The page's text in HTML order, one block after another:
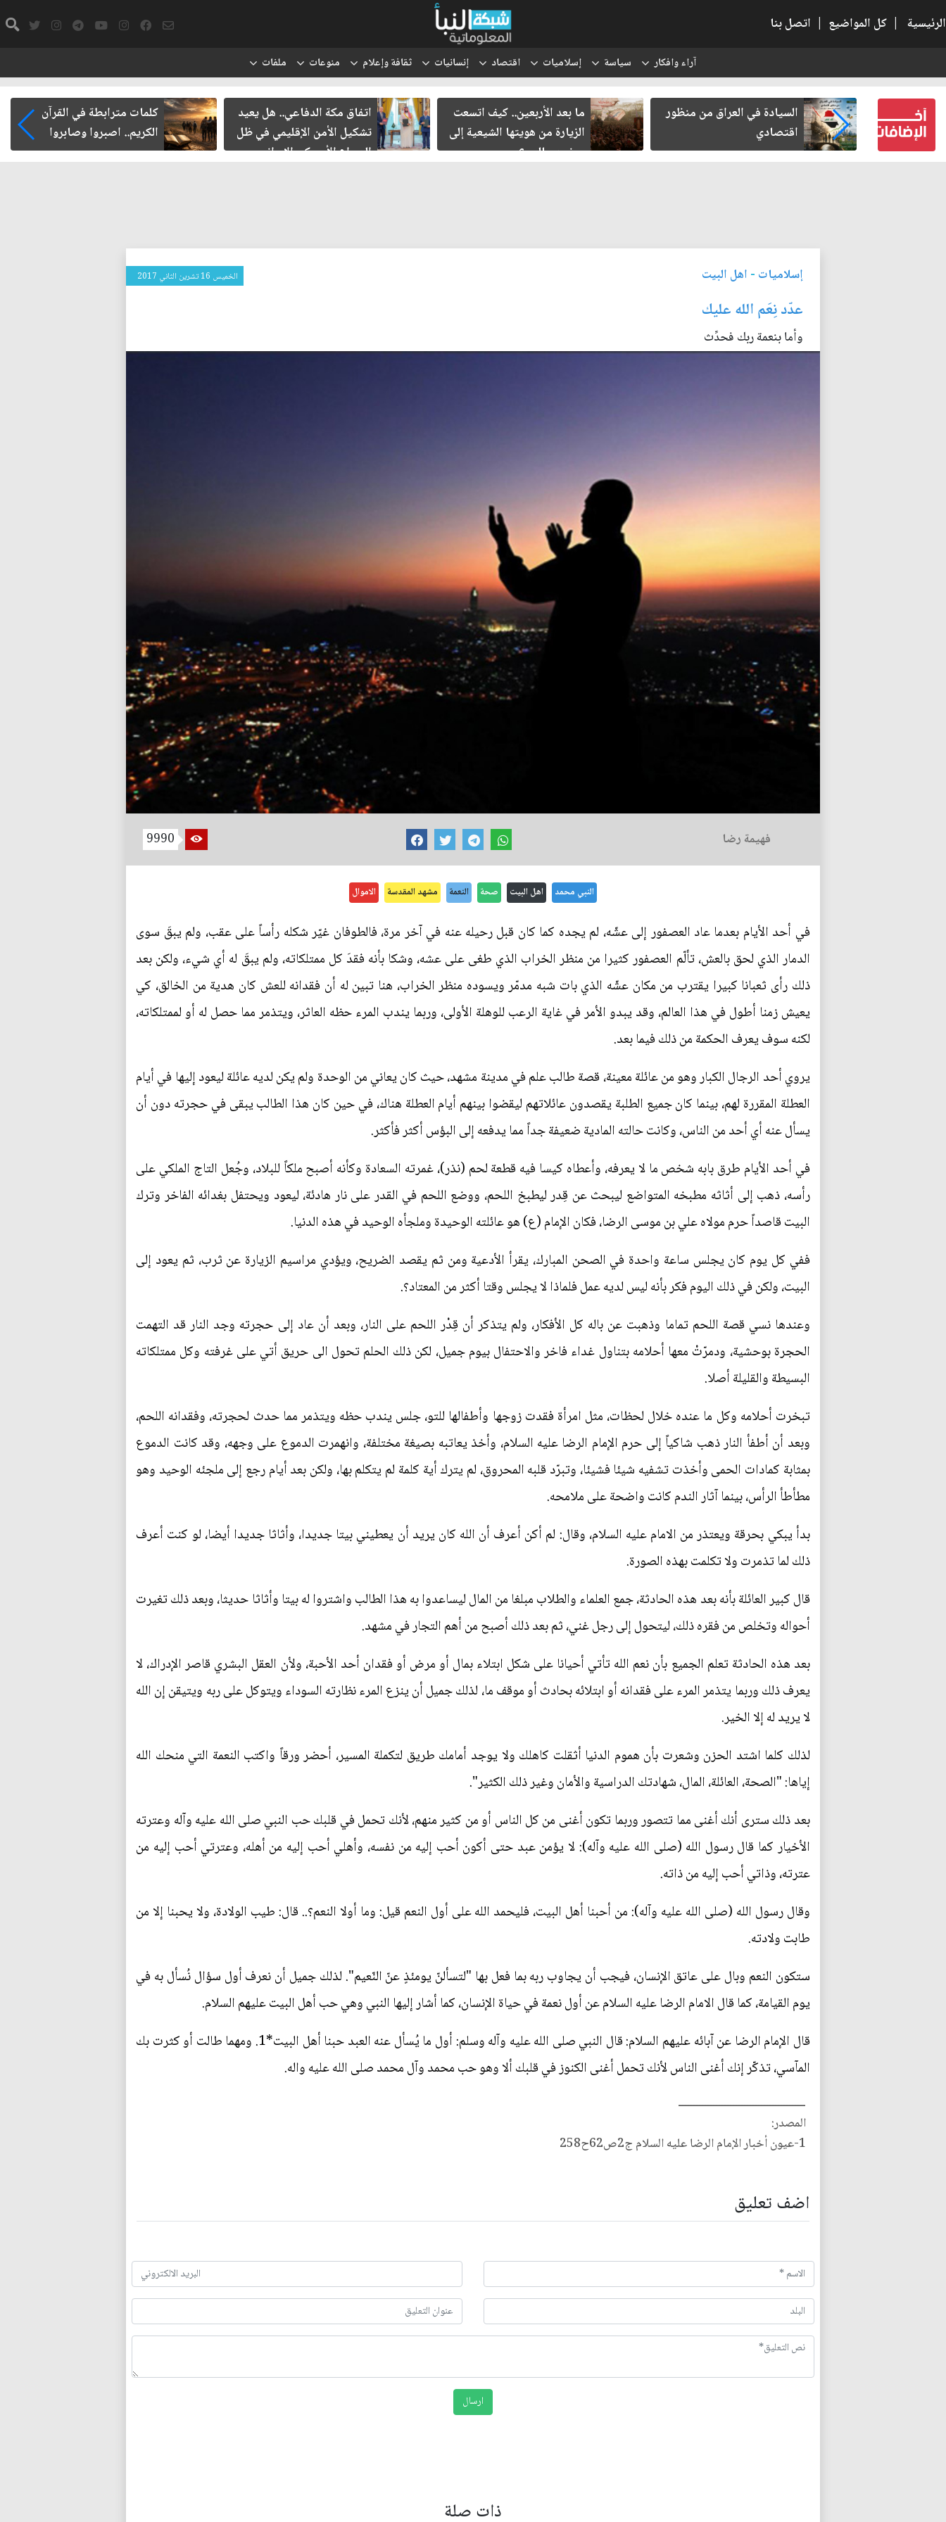
الرئيسية | كل المواضيع | اتصل بنا
آراء وافكار سياسة إسلاميات اقتصاد إنسانيات ثقافة وإعلام منوعات ملفات
بعد أخذ
السيادة في العراق من منظور
اقتصادي
ما بعد الأربعين.. كيف اتسعت
الزيارة من هويتها الشيعية إلى
حضور عالمي؟
اتفاق مكة الدفاعي.. هل يعيد
تشكيل الأمن الإقليمي في ظل
الصراع الأميركي الإيراني
كلمات مترابطة في القرآن
الكريم.. اصبروا وصابروا
إسلاميات - اهل البيت الخميس 16 تشرين الثاني 2017
عدّد نِعَم الله عليك
وأما بنعمة ربك فحدِّث
فهيمة رضا 9990
النبي محمد اهل البيت صحة النعمة مشهد المقدسة الاموال
في أحد الأيام بعدما عاد العصفور إلى عشّه، لم يجده كما كان قبل رحيله عنه في آخر مرة، فالطوفان غيّر شكله رأساً على عقب، ولم يبقَ سوى
الدمار الذي لحق بالعش، تألّم العصفور كثيرا من منظر الخراب الذي طغى على عشه، وشكا بأنه فقدَ كل ممتلكاته، ولم يبقَ له أي شيء، ولكن بعد
ذلك رأى ثعبانا كبيرا يقترب من مكان عشّه الذي بات شبه مدمّر ويسوده منظر الخراب، هنا تبين له أن فقدانه للعش كان هدية من الخالق، كي
يعيش زمنا أطول في هذا العالم، وقد يبدو الأمر في غاية الرعب للوهلة الأولى، وربما يندب المرء حظه العاثر، ويتذمر مما حصل له أو لممتلكاته،
لكنه سوف يعرف الحكمة من ذلك فيما بعد.
يروي أحد الرجال الكبار وهو من عائلة معينة، قصة طالب علم في مدينة مشهد، حيث كان يعاني من الوحدة ولم يكن لديه عائلة ليعود إليها في أيام
العطلة المقررة لهم، بينما كان جميع الطلبة يقصدون عائلاتهم ليقضوا بينهم أيام العطلة هناك، في حين كان هذا الطالب يبقى في حجرته دون أن
يسأل عنه أي أحد من الناس، وكانت حالته المادية ضعيفة جداً مما يدفعه إلى البؤس أكثر فأكثر.
في أحد الأيام طرق بابه شخص ما لا يعرفه، وأعطاه كيسا فيه قطعة لحم (نذر)، غمرته السعادة وكأنه أصبح ملكاً للبلاد، وجُعل التاج الملكي على
رأسه، ذهب إلى أثاثه مطبخه المتواضع ليبحث عن قِدر ليطبخ اللحم، ووضع اللحم في القدر على نار هادئة، ليعود ويحتفل بغدائه الفاخر وترك
البيت قاصداً حرم مولاه علي بن موسى الرضا، فكان الإمام (ع) هو عائلته الوحيدة وملجأه الوحيد في هذه الدنيا.
ففي كل يوم كان يجلس ساعة واحدة في الصحن المبارك، يقرأ الأدعية ومن ثم يقصد الضريح، ويؤدي مراسيم الزيارة عن ثرب، ثم يعود إلى
البيت، ولكن في ذلك اليوم فكر بأنه ليس لديه عمل فلماذا لا يجلس وقتا أكثر من المعتاد؟.
وعندها نسي قصة اللحم تماما وذهبت عن باله كل الأفكار، ولم يتذكر أن قِدْر اللحم على النار، وبعد أن عاد إلى حجرته وجد النار قد التهمت
الحجرة بوحشية، ودمرّتْ معها أحلامه بتناول غداء فاخر والاحتفال بيوم جميل، لكن ذلك الحلم تحول الى حريق أتي على غرفته وكل ممتلكاته
البسيطة والقليلة أصلا.
تبخرت أحلامه وكل ما عنده خلال لحظات، مثل امرأة فقدت زوجها وأطفالها للتو، جلس يندب حظه ويتذمر مما حدث لحجرته، وفقدانه اللحم،
وبعد أن أطفأ النار ذهب شاكياً إلى حرم الإمام الرضا عليه السلام، وأخذ يعاتبه بصيغة مختلفة، وانهمرت الدموع على وجهه، وقد كانت الدموع
بمثابة كمادات الحمى وأخذت تشفيه شيئا فشيئا، وتبرّد قلبه المحروق، لم يترك أية كلمة لم يتكلم بها، ولكن بعد أيام رجع إلى ملجئه الوحيد وهو
مطأطأ الرأس، بينما آثار الندم كانت واضحة على ملامحه.
بدأ يبكي بحرقة ويعتذر من الامام عليه السلام، وقال: لم أكن أعرف أن الله كان يريد أن يعطيني بيتا جديدا، وأثاثا جديدا أيضا، لو كنت أعرف
ذلك لما تذمرت ولا تكلمت بهذه الصورة.
قال كبير العائلة بأنه بعد هذه الحادثة، جمع العلماء والطلاب مبلغا من المال ليساعدوا به هذا الطالب واشتروا له بيتا وأثاثا حديثا، وبعد ذلك تغيرت
أحواله وتخلص من فقره ذلك، ليتحول إلى رجل غني، ثم بعد ذلك أصبح من أهم التجار في مشهد.
بعد هذه الحادثة تعلم الجميع بأن نعم الله تأتي أحيانا على شكل ابتلاء بمال أو مرض أو فقدان أحد الأحبة، ولأن العقل البشري قاصر الإدراك، لا
يعرف ذلك وربما يتذمر المرء على فقدانه أو ابتلائه بحادث أو موقف ما، لذلك جميل أن ينزع المرء نظارته السوداء ويتوكل على ربه ويتيقن إن الله
لا يريد له إلا الخير.
لذلك كلما اشتد الحزن وشعرت بأن هموم الدنيا أثقلت كاهلك ولا يوجد أمامك طريق لتكملة المسير، أحضر ورقاً واكتب النعمة التي منحك الله
إياها: "الصحة، العائلة، المال، شهادتك الدراسية والأمان وغير ذلك الكثير".
بعد ذلك سترى أنك أغنى مما تتصور وربما تكون أغنى من كل الناس أو من كثير منهم، لأنك تحمل في قلبك حب النبي صلى الله عليه وآله وعترته
الأخيار كما قال رسول الله (صلى الله عليه وآله): لا يؤمن عبد حتى أكون أحب إليه من نفسه، وأهلي أحب إليه من أهله، وعترتي أحب إليه من
عترته، وذاتي أحب إليه من ذاته.
وقال رسول الله (صلى الله عليه وآله): من أحبنا أهل البيت، فليحمد الله على أول النعم قيل: وما أولا النعم؟.. قال: طيب الولادة، ولا يحبنا إلا من
طابت ولادته.
ستكون النعم وبال على عاتق الإنسان، فيجب أن يجاوب ربه بما فعل بها "لتسألنّ يومئذٍ عنّ النّعيم". لذلك جميل أن نعرف أول سؤال نُسأل به في
يوم القيامة، كما قال الامام الرضا عليه السلام عن أول نعمة في حياة الإنسان، كما أشار إليها النبي وهي حب أهل البيت عليهم السلام.
قال الإمام الرضا عن آبائه عليهم السلام: قال النبي صلى الله عليه وآله وسلم: أول ما يُسأل عنه العبد حبنا أهل البيت*1. ومهما طالت أو كثرت بك
المآسي، تذكّر إنك أغنى الناس لأنك تحمل أغنى الكنوز في قلبك ألا وهو حب محمد وآل محمد صلى الله عليه واله.
ـــــــــــــــــــــــــــــــــــــــــــــ
المصدر:
‎1-عيون أخبار الإمام الرضا عليه السلام ج2ص62ح258
اضف تعليق
ذات صلة